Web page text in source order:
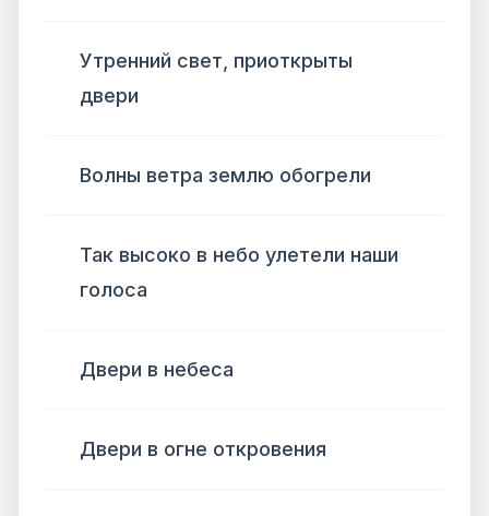
Утренний свет, приоткрыты
двери
Волны ветра землю обогрели
Так высоко в небо улетели наши
голоса
Двери в небеса
Двери в огне откровения